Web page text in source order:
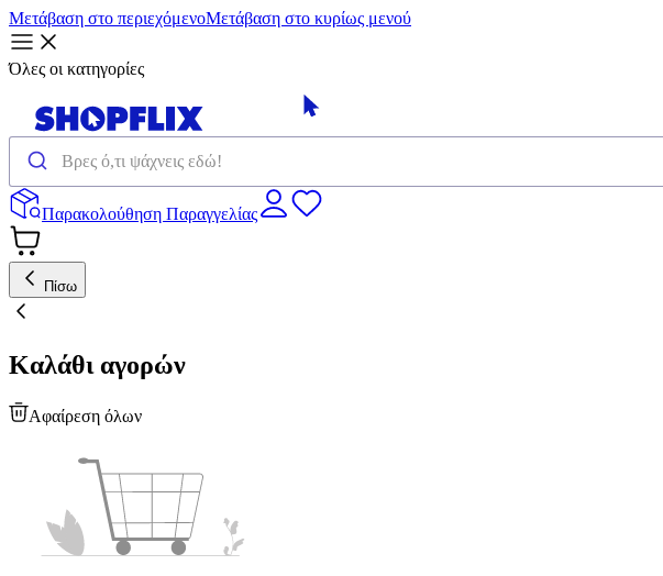
Μετάβαση στο περιεχόμενοΜετάβαση στο κυρίως μενού
Όλες οι κατηγορίες
Παρακολούθηση Παραγγελίας
Πίσω
Καλάθι αγορών
Αφαίρεση όλων